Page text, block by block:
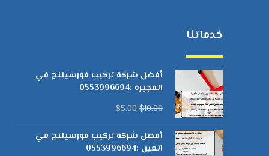
خدماتنا
أفضل شركة تركيب فورسيلنج في
الفجيرة :0553996694
$10.00
$5.00
أفضل شركة تركيب فورسيلنج في
العين :0553996694